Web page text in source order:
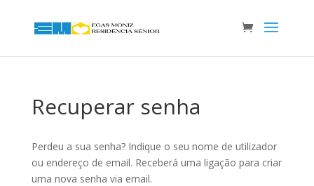
Recuperar senha
Perdeu a sua senha? Indique o seu nome de utilizador
ou endereço de email. Receberá uma ligação para criar
uma nova senha via email.